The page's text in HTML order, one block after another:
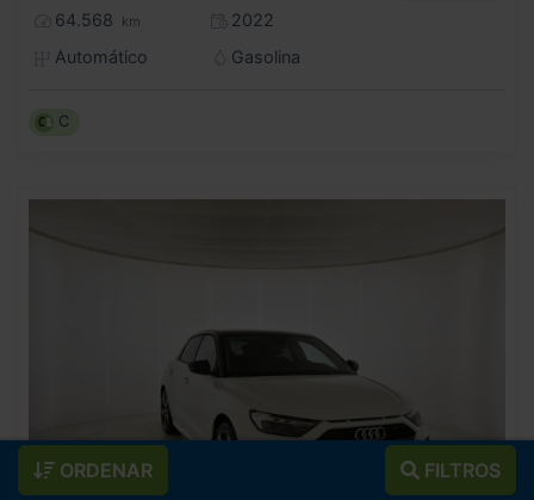
ORDENAR FILTROS
64.568 km
2022
Automático
Gasolina
C